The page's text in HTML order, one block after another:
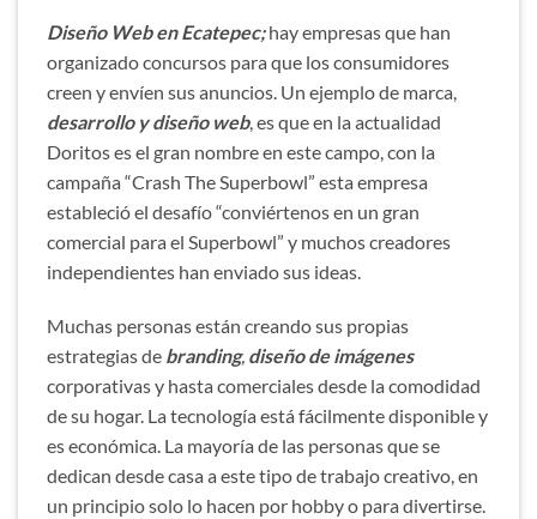
Diseño Web en Ecatepec;hay empresas que han
organizado concursos para que los consumidores
creen y envíen sus anuncios. Un ejemplo de marca,
desarrollo y diseño web, es que en la actualidad
Doritos es el gran nombre en este campo, con la
campaña “Crash The Superbowl” esta empresa
estableció el desafío “conviértenos en un gran
comercial para el Superbowl” y muchos creadores
independientes han enviado sus ideas.
Muchas personas están creando sus propias
estrategias de branding, diseño de imágenes
corporativas y hasta comerciales desde la comodidad
de su hogar. La tecnología está fácilmente disponible y
es económica. La mayoría de las personas que se
dedican desde casa a este tipo de trabajo creativo, en
un principio solo lo hacen por hobby o para divertirse.